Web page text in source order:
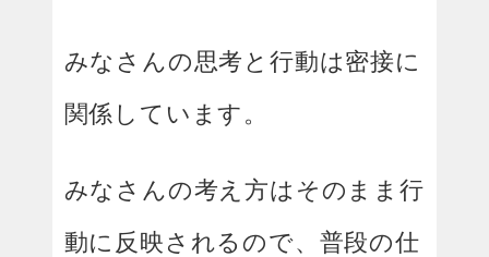
みなさんの思考と行動は密接に
関係しています。
みなさんの考え方はそのまま行
動に反映されるので、普段の仕